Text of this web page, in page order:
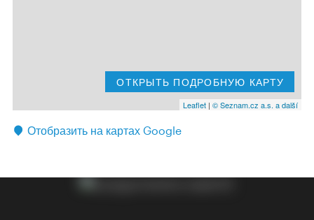
ОТКРЫТЬ ПОДРОБНУЮ КАРТУ
Leaflet | © Seznam.cz a.s. a další
Отобразить на картах Google